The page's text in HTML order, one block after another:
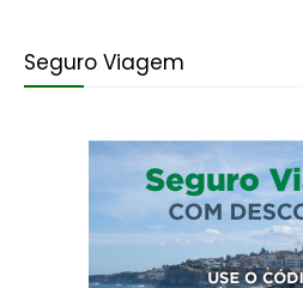
Seguro Viagem